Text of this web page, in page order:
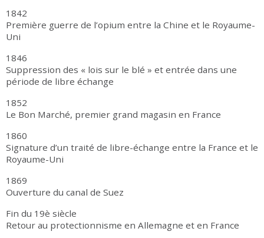
1842
Première guerre de l’opium entre la Chine et le Royaume-
Uni
1846
Suppression des « lois sur le blé » et entrée dans une
période de libre échange
1852
Le Bon Marché, premier grand magasin en France
1860
Signature d’un traité de libre-échange entre la France et le
Royaume-Uni
1869
Ouverture du canal de Suez
Fin du 19è siècle
Retour au protectionnisme en Allemagne et en France